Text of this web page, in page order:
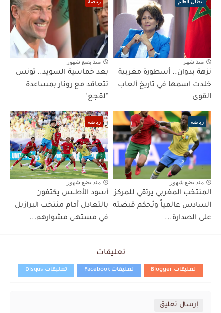
أبطال العالم
منذ شهر
نزهة بدوان.. أسطورة مغربية
خلدت اسمها في تاريخ ألعاب
القوى
رياضة
منذ بضع شهور
بعد خماسية السويد.. تونس
تتعاقد مع رونار بمساعدة
"لقجع"
رياضة
منذ بضع شهور
المنتخب المغربي يرتقي للمركز
السادس عالمياً ويُحكم قبضته
على الصدارة...
رياضة
منذ بضع شهور
أسود الأطلس يكتفون
بالتعادل أمام منتخب البرازيل
في مستهل مشوارهم...
تعليقات
تعليقات Blogger تعليقات Facebook تعليقات Disqus
إرسال تعليق